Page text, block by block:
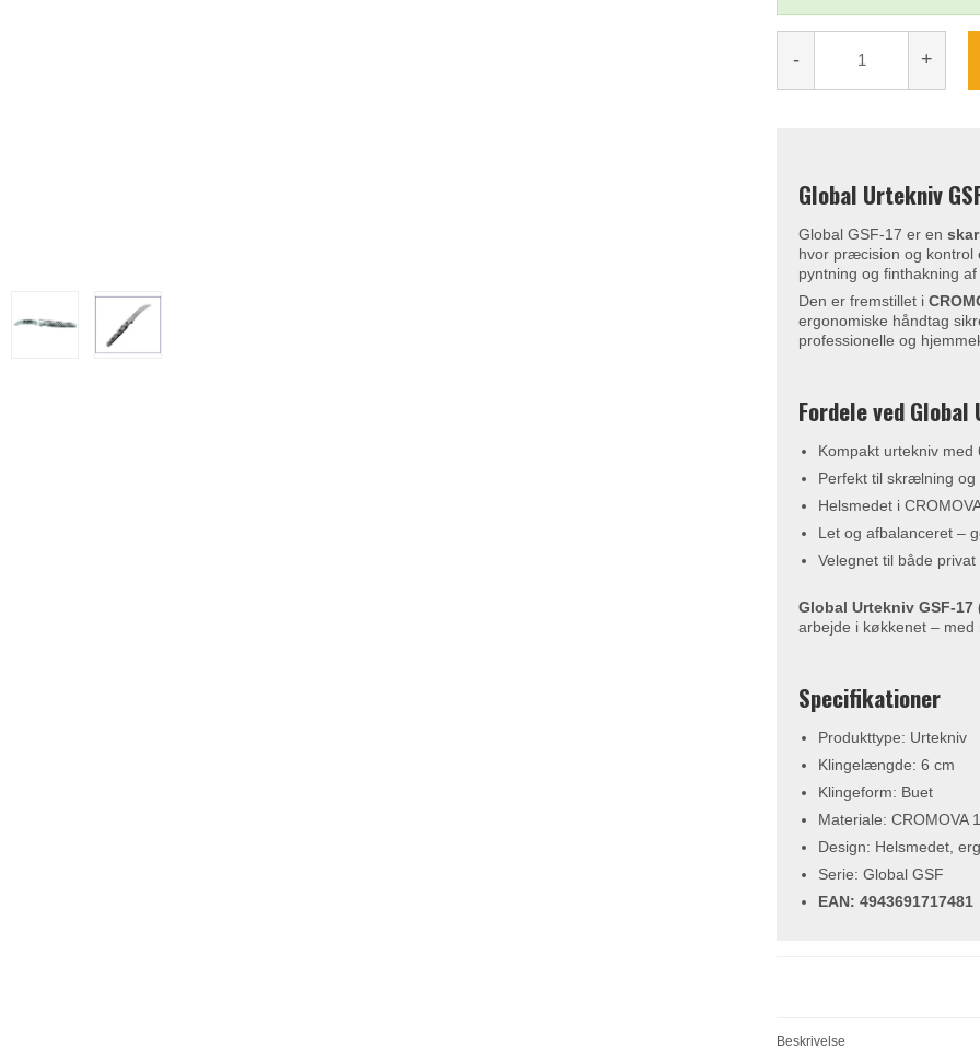
- +
Global Urtekniv
Global GSF-17 er en
hvor præcision og kontrol
pyntning og finthakning
Den er fremstillet i
ergonomiske håndtag
professionelle og
Fordele ved Global
Kompakt urtekniv med
Perfekt til skrælning
Helsmedet i
Let og afbalanceret –
Velegnet til både
Global Urtekniv GSF-17
arbejde i køkkenet – med
Specifikationer
Produkttype: Urtekniv
Klingelængde: 6 cm
Klingeform: Buet
Materiale: CROMOVA
Design: Helsmedet,
Serie: Global GSF
EAN: 4943691717481
Beskrivelse